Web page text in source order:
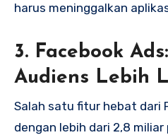
harus meninggalkan
3. Facebook
Audiens Lebih
Salah satu fitur hebat dari
dengan lebih dari 2,8